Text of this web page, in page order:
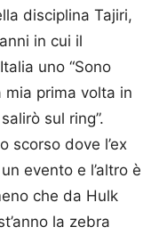
disciplina Tajiri,
in cui il
uno “Sono
mia prima volta in
sul ring”.
scorso dove l’ex
evento e l’altro è
che da Hulk
la zebra